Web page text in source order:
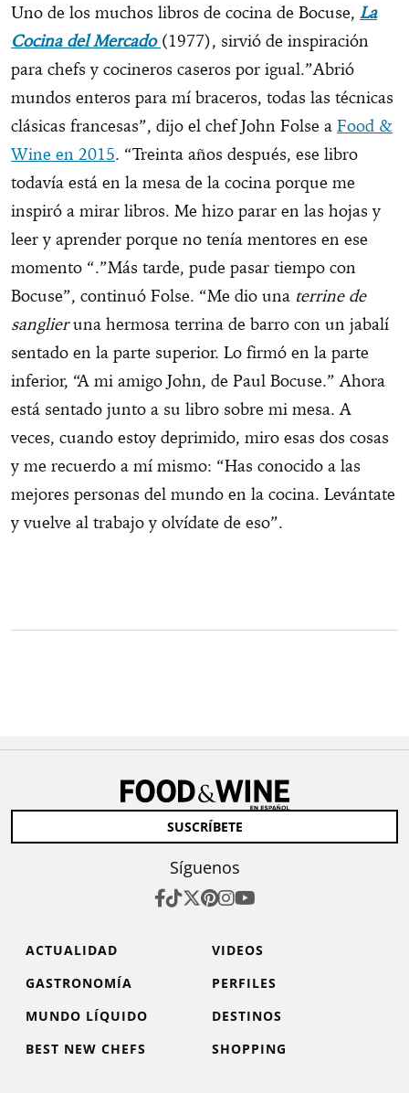
Uno de los muchos libros de cocina de Bocuse, La
Cocina del Mercado (1977), sirvió de inspiración
para chefs y cocineros caseros por igual.”Abrió
mundos enteros para mí braceros, todas las técnicas
clásicas francesas”, dijo el chef John Folse a Food &
Wine en 2015. “Treinta años después, ese libro
todavía está en la mesa de la cocina porque me
inspiró a mirar libros. Me hizo parar en las hojas y
leer y aprender porque no tenía mentores en ese
momento “.”Más tarde, pude pasar tiempo con
Bocuse”, continuó Folse. “Me dio una terrine de
sanglieruna hermosa terrina de barro con un jabalí
sentado en la parte superior. Lo firmó en la parte
inferior, “A mi amigo John, de Paul Bocuse.” Ahora
está sentado junto a su libro sobre mi mesa. A
veces, cuando estoy deprimido, miro esas dos cosas
y me recuerdo a mí mismo: “Has conocido a las
mejores personas del mundo en la cocina. Levántate
y vuelve al trabajo y olvídate de eso”.
SUSCRÍBETE
Síguenos
ACTUALIDAD
VIDEOS
GASTRONOMÍA
PERFILES
MUNDO LÍQUIDO
DESTINOS
BEST NEW CHEFS
SHOPPING